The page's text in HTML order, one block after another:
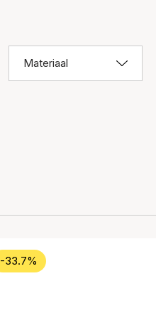
Materiaal
-33.7%